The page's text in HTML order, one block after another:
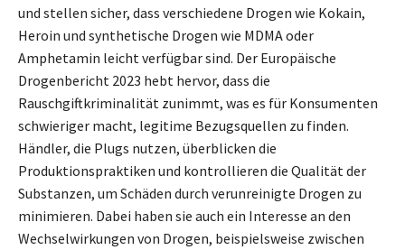
und stellen sicher, dass verschiedene Drogen wie Kokain,
Heroin und synthetische Drogen wie MDMA oder
Amphetamin leicht verfügbar sind. Der Europäische
Drogenbericht 2023 hebt hervor, dass die
Rauschgiftkriminalität zunimmt, was es für Konsumenten
schwieriger macht, legitime Bezugsquellen zu finden.
Händler, die Plugs nutzen, überblicken die
Produktionspraktiken und kontrollieren die Qualität der
Substanzen, um Schäden durch verunreinigte Drogen zu
minimieren. Dabei haben sie auch ein Interesse an den
Wechselwirkungen von Drogen, beispielsweise zwischen